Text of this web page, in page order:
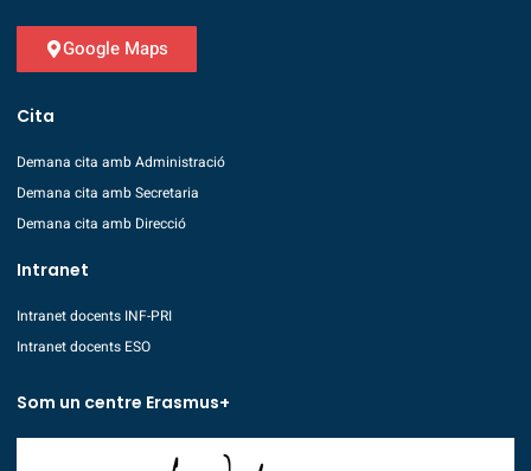
Google Maps
Cita
Demana cita amb Administració
Demana cita amb Secretaria
Demana cita amb Direcció
Intranet
Intranet docents INF-PRI
Intranet docents ESO
Som un centre Erasmus+